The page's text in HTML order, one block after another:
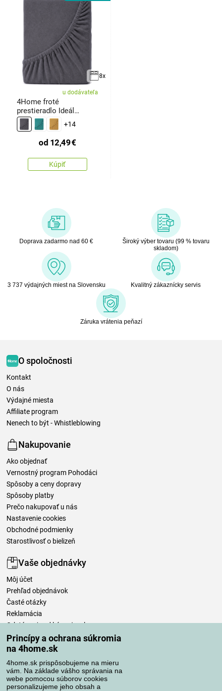
Princípy a ochrana súkromia
na 4home.sk
4home.sk prispôsobujeme na mieru
vám. Na základe vášho správania na
webe pomocou súborov cookies
personalizujeme jeho obsah a
8x
u dodávateľa
4Home froté
prestieradlo Ideál
antracit
+14
od 12,49€
Kúpiť
Doprava zadarmo nad 60 €
Široký výber tovaru (99 % tovaru
skladom)
3 737 výdajných miest na Slovensku Kvalitný zákaznícky servis
Záruka vrátenia peňazí
O spoločnosti
Kontakt
O nás
Výdajné miesta
Affiliate program
Nenech to být - Whistleblowing
Nakupovanie
Ako objednať
Vernostný program Pohodáci
Spôsoby a ceny dopravy
Spôsoby platby
Prečo nakupovať u nás
Nastavenie cookies
Obchodné podmienky
Starostlivosť o bielizeň
Vaše objednávky
Môj účet
Prehľad objednávok
Časté otázky
Reklamácia
Odstúpenie od kúpnej zmluvy
Pravidlá spracovania recenzií
Spôsoby dopravy